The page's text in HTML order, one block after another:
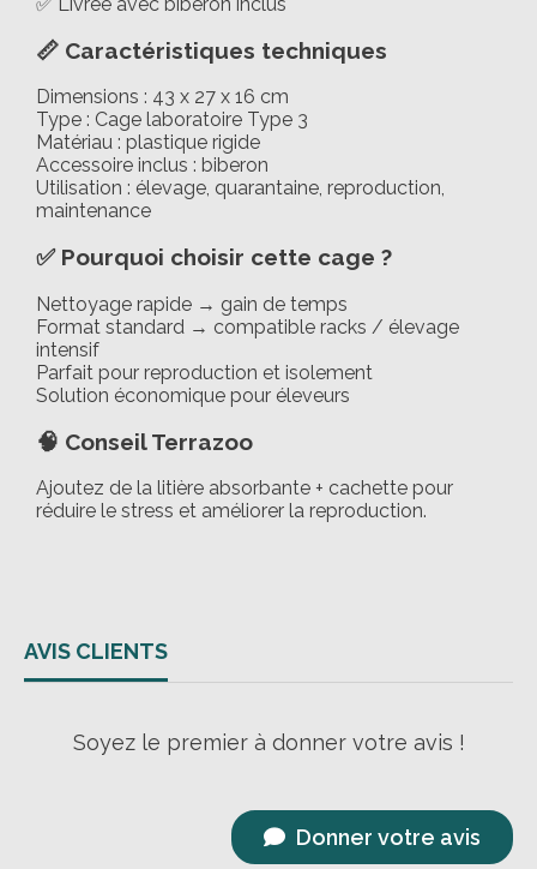
📏 Caractéristiques techniques
Dimensions : 43 x 27 x 16 cm
Type : Cage laboratoire Type 3
Matériau : plastique rigide
Accessoire inclus : biberon
Utilisation : élevage, quarantaine, reproduction,
maintenance
✅ Pourquoi choisir cette cage ?
Nettoyage rapide → gain de temps
Format standard → compatible racks / élevage
intensif
Parfait pour reproduction et isolement
Solution économique pour éleveurs
🧠 Conseil Terrazoo
Ajoutez de la litière absorbante + cachette pour
réduire le stress et améliorer la reproduction.
AVIS CLIENTS
Soyez le premier à donner votre avis !
Donner votre avis